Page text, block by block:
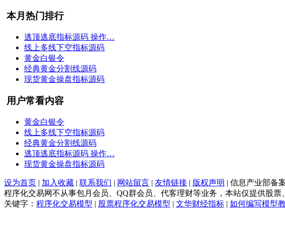
本月热门排行
逃顶逃底指标源码 操作…
线上多线下空指标源码
黄金白银令
经典黄金分割线源码
现货黄金操盘指标源码
用户常看内容
黄金白银令
线上多线下空指标源码
经典黄金分割线源码
逃顶逃底指标源码 操作…
现货黄金操盘指标源码
设为首页 | 加入收藏 | 联系我们 | 网站留言 | 友情链接 | 版权声明 | 信息产业部备
程序化交易网不从事包月会员、QQ群会员、代客理财等业务，本站仅提供股票
关键字： 程序化交易模型 | 股票程序化交易模型 | 文华财经指标 | 如何编写模型